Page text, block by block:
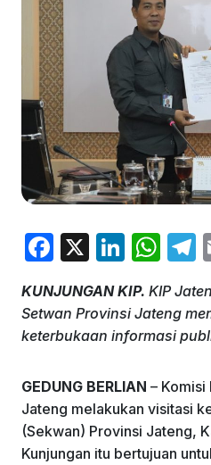
F
c
e
o
o
k
X
Li
k
e
n
W
at
s
p
p
e
KUNJUNGAN KIP. KIP
Setwan Provinsi Jateng
keterbukaan informasi
GEDUNG BERLIAN – Komisi
Jateng melakukan visitasi
(Sekwan) Provinsi Jateng,
Kunjungan itu bertujuan